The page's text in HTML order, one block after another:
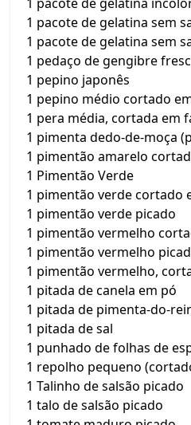
1 pacote de gelatina sem
1 pacote de gelatina sem
1 pedaço de gengibre
1 pepino japonês
1 pepino médio cortado
1 pera média, cortada em
1 pimenta dedo-de-moça
1 pimentão amarelo
1 Pimentão Verde
1 pimentão verde cortado
1 pimentão verde picado
1 pimentão vermelho
1 pimentão vermelho
1 pimentão vermelho,
1 pitada de canela em pó
1 pitada de pimenta-do-
1 pitada de sal
1 punhado de folhas de
1 repolho pequeno
1 Talinho de salsão picado
1 talo de salsão picado